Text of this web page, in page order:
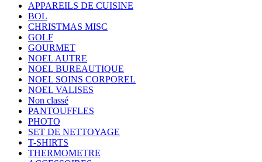
APPAREILS DE CUISINE
BOL
CHRISTMAS MISC
GOLF
GOURMET
NOEL AUTRE
NOEL BUREAUTIQUE
NOEL SOINS CORPOREL
NOEL VALISES
Non classé
PANTOUFFLES
PHOTO
SET DE NETTOYAGE
T-SHIRTS
THERMOMETRE